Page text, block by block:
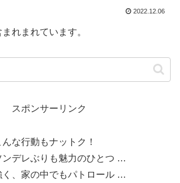
2022.12.06
れまれています。
スポンサーリンク
な行動もナットク！
ンデレぶりも魅力のひとつ …
く、家の中でもパトロール …